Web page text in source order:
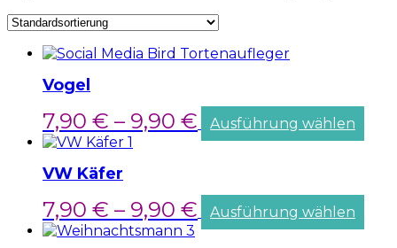
Vogel
7,90 € – 9,90 € Ausführung wählen
VW Käfer
7,90 € – 9,90 € Ausführung wählen